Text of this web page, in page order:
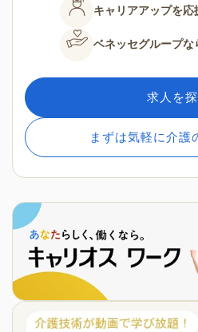
キャリアアップを応
ベネッセグループな
求人を
まずは気軽に介護